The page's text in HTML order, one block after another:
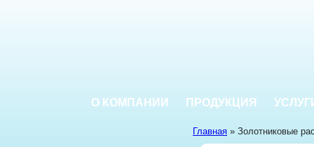
О КОМПАНИИ ПРОДУКЦИЯ
Главная » Золотниковые